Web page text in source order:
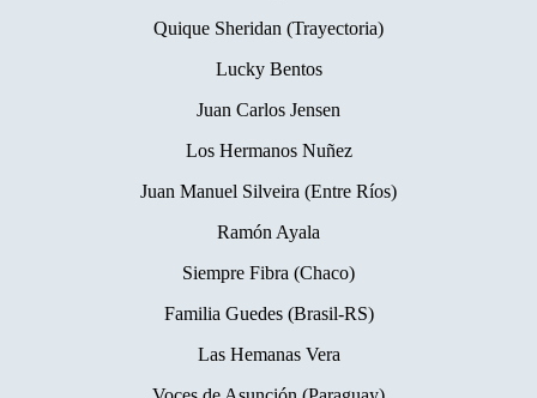
Quique Sheridan (Trayectoria)
Lucky Bentos
Juan Carlos Jensen
Los Hermanos Nuñez
Juan Manuel Silveira (Entre Ríos)
Ramón Ayala
Siempre Fibra (Chaco)
Familia Guedes (Brasil-RS)
Las Hemanas Vera